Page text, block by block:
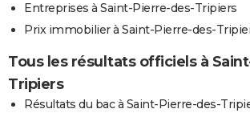
Entreprises à Saint-Pierre-des-Tripiers
Prix immobilier à Saint-Pierre-des-
Tous les résultats officiels à
Tripiers
Résultats du bac à Saint-Pierre-des-